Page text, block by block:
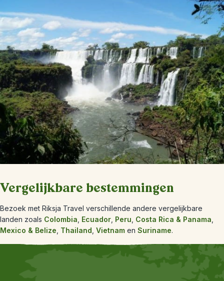
Vergelijkbare bestemmingen
Bezoek met Riksja Travel verschillende andere vergelijkbare
landen zoals Colombia Ecuador Peru Costa Rica & Panama
Mexico & Belize Thailand Vietnam en Suriname.